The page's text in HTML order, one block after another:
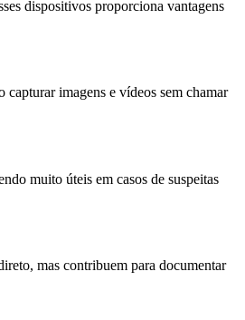
dispositivos proporciona vantagens
imagens e vídeos sem chamar
muito úteis em casos de suspeitas
mas contribuem para documentar